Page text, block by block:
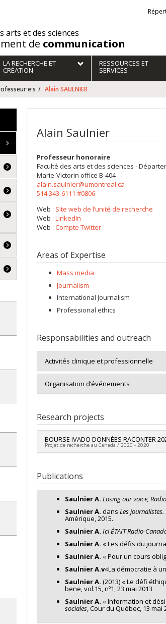
arts et des sciences
de communication
LA RECHERCHE ET
CRÉATION
RESSOURCES ET
SERVICES
Alain SAULNIER
Alain Saulnier
Professeur honoraire
Faculté des arts et des sciences -
Marie-Victorin office B-404
alain.saulnier@umontreal.ca
514 343-6111 #0806
Web : Site web de l’unité de recherche
Web : LinkedIn
Web : Compte Twitter
Areas of Expertise
Mass media
Journalism
International Journalism
Professional ethics
Responsabilities and outreach
Activités clinique et professionnelle
Organisation d’événements
Research projects
BOURSE IVADO DONNÉES RACONTER
Projet de recherche au Canada / 2020 - 2020
Grant programs:
Publications
Saulnier A. Losing our voice,
Saulnier A. dans Les
Amérique, 2015.
Saulnier A. Ici ÉTAIT Radio-
Saulnier A. « Les défis du
Saulnier A. « Pour un cours
Saulnier A.v«La démocratie à
Saulnier A. (2013) « Le défi
bene, vol.15, nº1, 23 mai 2013
Saulnier A. « Information et
sociales , Cour du Québec, 13 mai